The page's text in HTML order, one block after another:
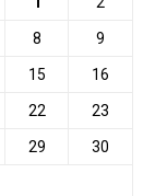
8 9
15 16
22 23
29 30